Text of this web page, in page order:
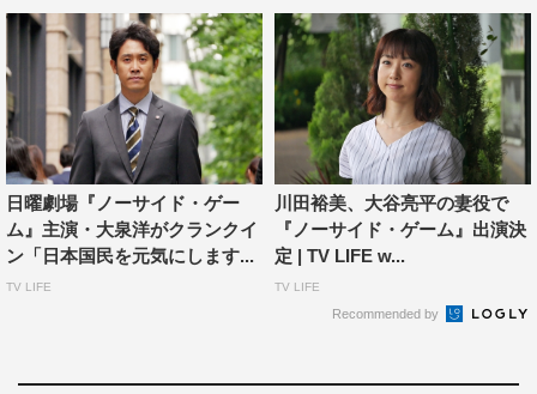
大泉洋 阿部純子
日曜劇場『ノーサイド・ゲー
ム』主演・大泉洋がクランクイ
ン「日本国民を元気にします...
TV LIFE
川田裕美、大谷亮平の妻役で
『ノーサイド・ゲーム』出演決
定 | TV LIFE w...
TV LIFE
Recommended by